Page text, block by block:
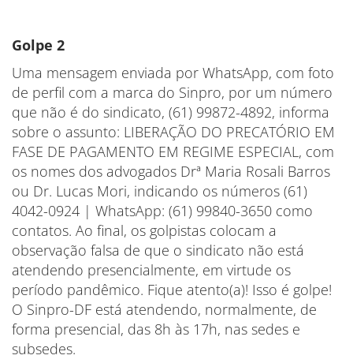
Golpe 2
Uma mensagem enviada por WhatsApp, com foto
de perfil com a marca do Sinpro, por um número
que não é do sindicato, (61) 99872-4892, informa
sobre o assunto: LIBERAÇÃO DO PRECATÓRIO EM
FASE DE PAGAMENTO EM REGIME ESPECIAL, com
os nomes dos advogados Drª Maria Rosali Barros
ou Dr. Lucas Mori, indicando os números (61)
4042-0924 | WhatsApp: (61) 99840-3650 como
contatos. Ao final, os golpistas colocam a
observação falsa de que o sindicato não está
atendendo presencialmente, em virtude os
período pandêmico. Fique atento(a)! Isso é golpe!
O Sinpro-DF está atendendo, normalmente, de
forma presencial, das 8h às 17h, nas sedes e
subsedes.